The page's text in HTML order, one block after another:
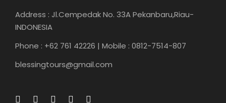
Address : Jl.Cempedak No. 33A Pekanbaru,Riau-
INDONESIA
Phone : +62 761 42226 | Mobile : 0812-7514-807
blessingtours@gmail.com